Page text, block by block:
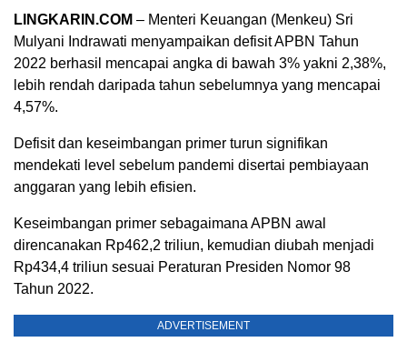
LINGKARIN.COM – Menteri Keuangan (Menkeu) Sri
Mulyani Indrawati menyampaikan defisit APBN Tahun
2022 berhasil mencapai angka di bawah 3% yakni 2,38%,
lebih rendah daripada tahun sebelumnya yang mencapai
4,57%.
Defisit dan keseimbangan primer turun signifikan
mendekati level sebelum pandemi disertai pembiayaan
anggaran yang lebih efisien.
Keseimbangan primer sebagaimana APBN awal
direncanakan Rp462,2 triliun, kemudian diubah menjadi
Rp434,4 triliun sesuai Peraturan Presiden Nomor 98
Tahun 2022.
ADVERTISEMENT